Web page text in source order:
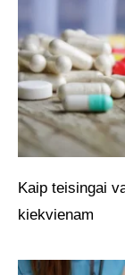
Kaip teisingai
kiekvienam